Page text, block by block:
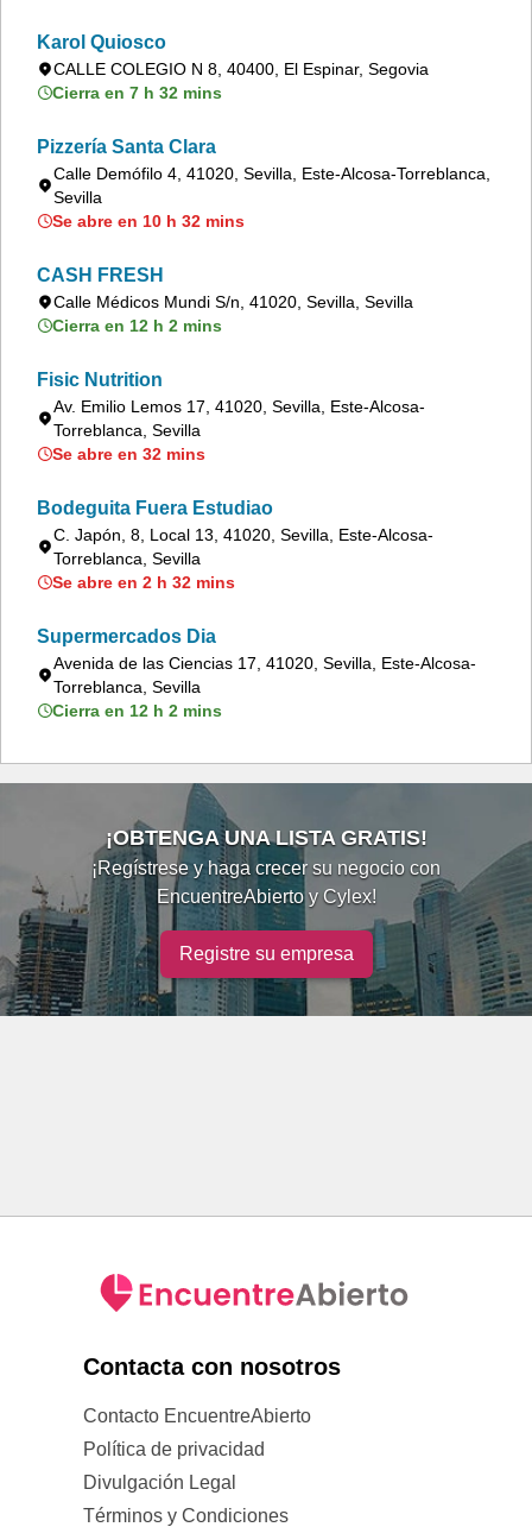
Karol Quiosco
CALLE COLEGIO N 8, 40400, El Espinar, Segovia
Cierra en 7 h 32 mins
Pizzería Santa Clara
Calle Demófilo 4, 41020, Sevilla, Este-Alcosa-Torreblanca,
Sevilla
Se abre en 10 h 32 mins
CASH FRESH
Calle Médicos Mundi S/n, 41020, Sevilla, Sevilla
Cierra en 12 h 2 mins
Fisic Nutrition
Av. Emilio Lemos 17, 41020, Sevilla, Este-Alcosa-
Torreblanca, Sevilla
Se abre en 32 mins
Bodeguita Fuera Estudiao
C. Japón, 8, Local 13, 41020, Sevilla, Este-Alcosa-
Torreblanca, Sevilla
Se abre en 2 h 32 mins
Supermercados Dia
Avenida de las Ciencias 17, 41020, Sevilla, Este-Alcosa-
Torreblanca, Sevilla
Cierra en 12 h 2 mins
¡OBTENGA UNA LISTA GRATIS!
¡Regístrese y haga crecer su negocio con
EncuentreAbierto y Cylex!
Registre su empresa
Contacta con nosotros
Contacto EncuentreAbierto
Política de privacidad
Divulgación Legal
Términos y Condiciones